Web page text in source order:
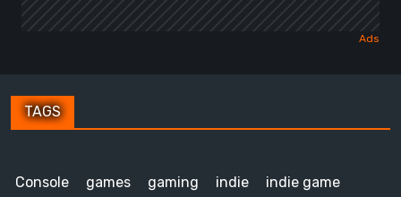
TAGS
Console games gaming indie indie game